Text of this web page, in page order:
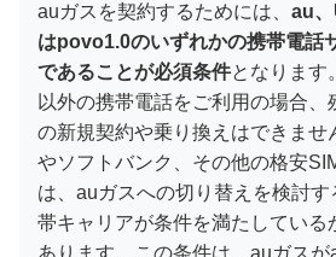
auガスを契約するためには、 au
はpovo1.0のいずれかの携帯電話
であることが必須条件となります
以外の携帯電話をご利用の場合
の新規契約や乗り換えはできませ
やソフトバンク、その他の格安
は、auガスへの切り替えを検討
帯キャリアが条件を満たしている